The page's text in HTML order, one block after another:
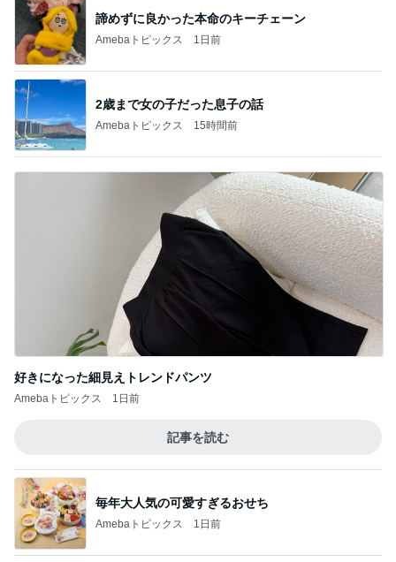
諦めずに良かった本命のキーチェーン
Amebaトピックス 1日前
2歳まで女の子だった息子の話
Amebaトピックス 15時間前
好きになった細見えトレンドパンツ
Amebaトピックス 1日前
記事を読む
毎年大人気の可愛すぎるおせち
Amebaトピックス 1日前